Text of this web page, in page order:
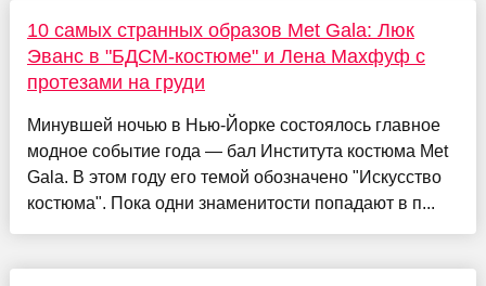
10 самых странных образов Met Gala: Люк
Эванс в "БДСМ-костюме" и Лена Махфуф с
протезами на груди
Минувшей ночью в Нью-Йорке состоялось главное
модное событие года — бал Института костюма Met
Gala. В этом году его темой обозначено "Искусство
костюма". Пока одни знаменитости попадают в п...